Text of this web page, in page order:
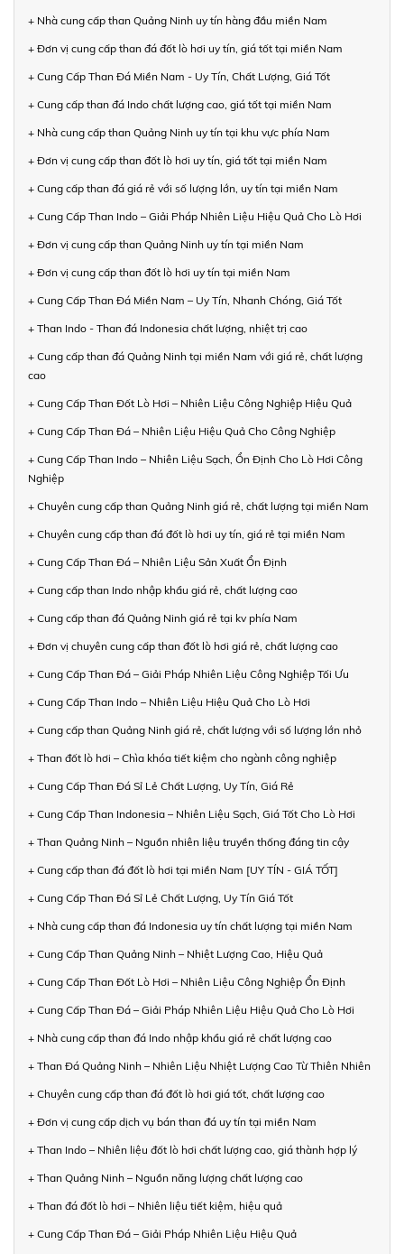
+ Nhà cung cấp than Quảng Ninh uy tín hàng đầu miền Nam
+ Đơn vị cung cấp than đá đốt lò hơi uy tín, giá tốt tại miền Nam
+ Cung Cấp Than Đá Miền Nam - Uy Tín, Chất Lượng, Giá Tốt
+ Cung cấp than đá Indo chất lượng cao, giá tốt tại miền Nam
+ Nhà cung cấp than Quảng Ninh uy tín tại khu vực phía Nam
+ Đơn vị cung cấp than đốt lò hơi uy tín, giá tốt tại miền Nam
+ Cung cấp than đá giá rẻ với số lượng lớn, uy tín tại miền Nam
+ Cung Cấp Than Indo – Giải Pháp Nhiên Liệu Hiệu Quả Cho Lò Hơi
+ Đơn vị cung cấp than Quảng Ninh uy tín tại miền Nam
+ Đơn vị cung cấp than đốt lò hơi uy tín tại miền Nam
+ Cung Cấp Than Đá Miền Nam – Uy Tín, Nhanh Chóng, Giá Tốt
+ Than Indo - Than đá Indonesia chất lượng, nhiệt trị cao
+ Cung cấp than đá Quảng Ninh tại miền Nam với giá rẻ, chất lượng
cao
+ Cung Cấp Than Đốt Lò Hơi – Nhiên Liệu Công Nghiệp Hiệu Quả
+ Cung Cấp Than Đá – Nhiên Liệu Hiệu Quả Cho Công Nghiệp
+ Cung Cấp Than Indo – Nhiên Liệu Sạch, Ổn Định Cho Lò Hơi Công
Nghiệp
+ Chuyên cung cấp than Quảng Ninh giá rẻ, chất lượng tại miền Nam
+ Chuyên cung cấp than đá đốt lò hơi uy tín, giá rẻ tại miền Nam
+ Cung Cấp Than Đá – Nhiên Liệu Sản Xuất Ổn Định
+ Cung cấp than Indo nhập khẩu giá rẻ, chất lượng cao
+ Cung cấp than đá Quảng Ninh giá rẻ tại kv phía Nam
+ Đơn vị chuyên cung cấp than đốt lò hơi giá rẻ, chất lượng cao
+ Cung Cấp Than Đá – Giải Pháp Nhiên Liệu Công Nghiệp Tối Ưu
+ Cung Cấp Than Indo – Nhiên Liệu Hiệu Quả Cho Lò Hơi
+ Cung cấp than Quảng Ninh giá rẻ, chất lượng với số lượng lớn nhỏ
+ Than đốt lò hơi – Chìa khóa tiết kiệm cho ngành công nghiệp
+ Cung Cấp Than Đá Sỉ Lẻ Chất Lượng, Uy Tín, Giá Rẻ
+ Cung Cấp Than Indonesia – Nhiên Liệu Sạch, Giá Tốt Cho Lò Hơi
+ Than Quảng Ninh – Nguồn nhiên liệu truyền thống đáng tin cậy
+ Cung cấp than đá đốt lò hơi tại miền Nam [UY TÍN - GIÁ TỐT]
+ Cung Cấp Than Đá Sỉ Lẻ Chất Lượng, Uy Tín Giá Tốt
+ Nhà cung cấp than đá Indonesia uy tín chất lượng tại miền Nam
+ Cung Cấp Than Quảng Ninh – Nhiệt Lượng Cao, Hiệu Quả
+ Cung Cấp Than Đốt Lò Hơi – Nhiên Liệu Công Nghiệp Ổn Định
+ Cung Cấp Than Đá – Giải Pháp Nhiên Liệu Hiệu Quả Cho Lò Hơi
+ Nhà cung cấp than đá Indo nhập khẩu giá rẻ chất lượng cao
+ Than Đá Quảng Ninh – Nhiên Liệu Nhiệt Lượng Cao Từ Thiên Nhiên
+ Chuyên cung cấp than đá đốt lò hơi giá tốt, chất lượng cao
+ Đơn vị cung cấp dịch vụ bán than đá uy tín tại miền Nam
+ Than Indo – Nhiên liệu đốt lò hơi chất lượng cao, giá thành hợp lý
+ Than Quảng Ninh – Nguồn năng lượng chất lượng cao
+ Than đá đốt lò hơi – Nhiên liệu tiết kiệm, hiệu quả
+ Cung Cấp Than Đá – Giải Pháp Nhiên Liệu Hiệu Quả